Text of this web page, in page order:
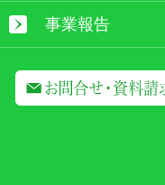
事業報告